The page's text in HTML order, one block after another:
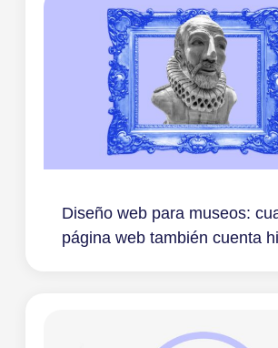
Diseño web para museos:
página web también cuenta